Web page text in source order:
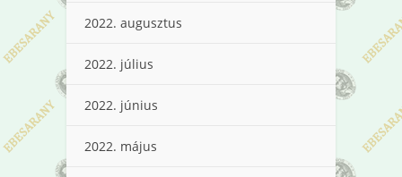
2022. augusztus
2022. július
2022. június
2022. május